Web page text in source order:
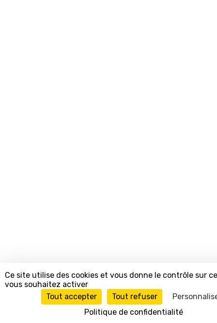
Ce site utilise des cookies et vous donne le contrôle sur
vous souhaitez activer
Tout accepter
Tout refuser
Politique de confidentialité